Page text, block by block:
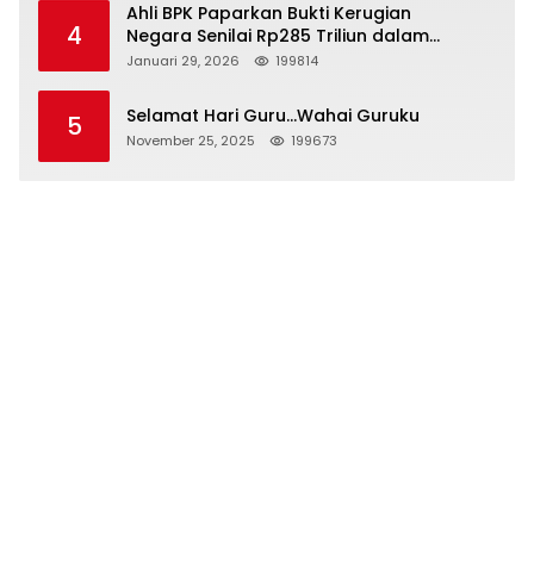
4
Ahli BPK Paparkan Bukti Kerugian
Negara Senilai Rp285 Triliun dalam
Persidangan Korupsi PT Pertamina
Januari 29, 2026 199814
5 Selamat Hari Guru…Wahai Guruku
November 25, 2025 199673